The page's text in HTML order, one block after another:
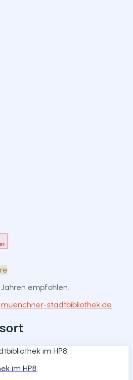
Jahren empfohlen.
muenchner-stadtbibliothek.de
im HP8